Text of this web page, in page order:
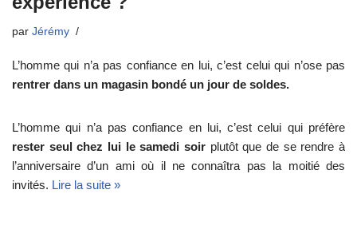
par Jérémy
L’homme qui n’a pas confiance en lui, c’est celui qui n’ose pas
rentrer dans un magasin bondé un jour de soldes.
L’homme qui n’a pas confiance en lui, c’est celui qui préfère
rester seul chez lui le samedi soir plutôt que de se rendre à
l’anniversaire d’un ami où il ne connaîtra pas la moitié des
invités. Lire la suite »